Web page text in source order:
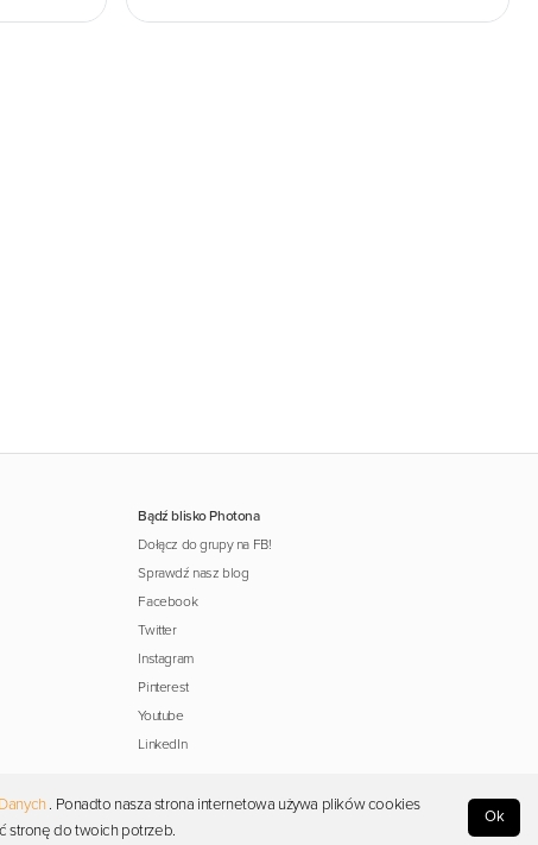
Bądź blisko Photona
Dołącz do grupy na FB!
Sprawdź nasz blog
Facebook
Twitter
Instagram
Pinterest
Youtube
LinkedIn
. Ponadto nasza strona internetowa używa plików cookies
stronę do twoich potrzeb.
Ok